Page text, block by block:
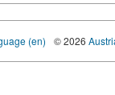
(en) © 2026